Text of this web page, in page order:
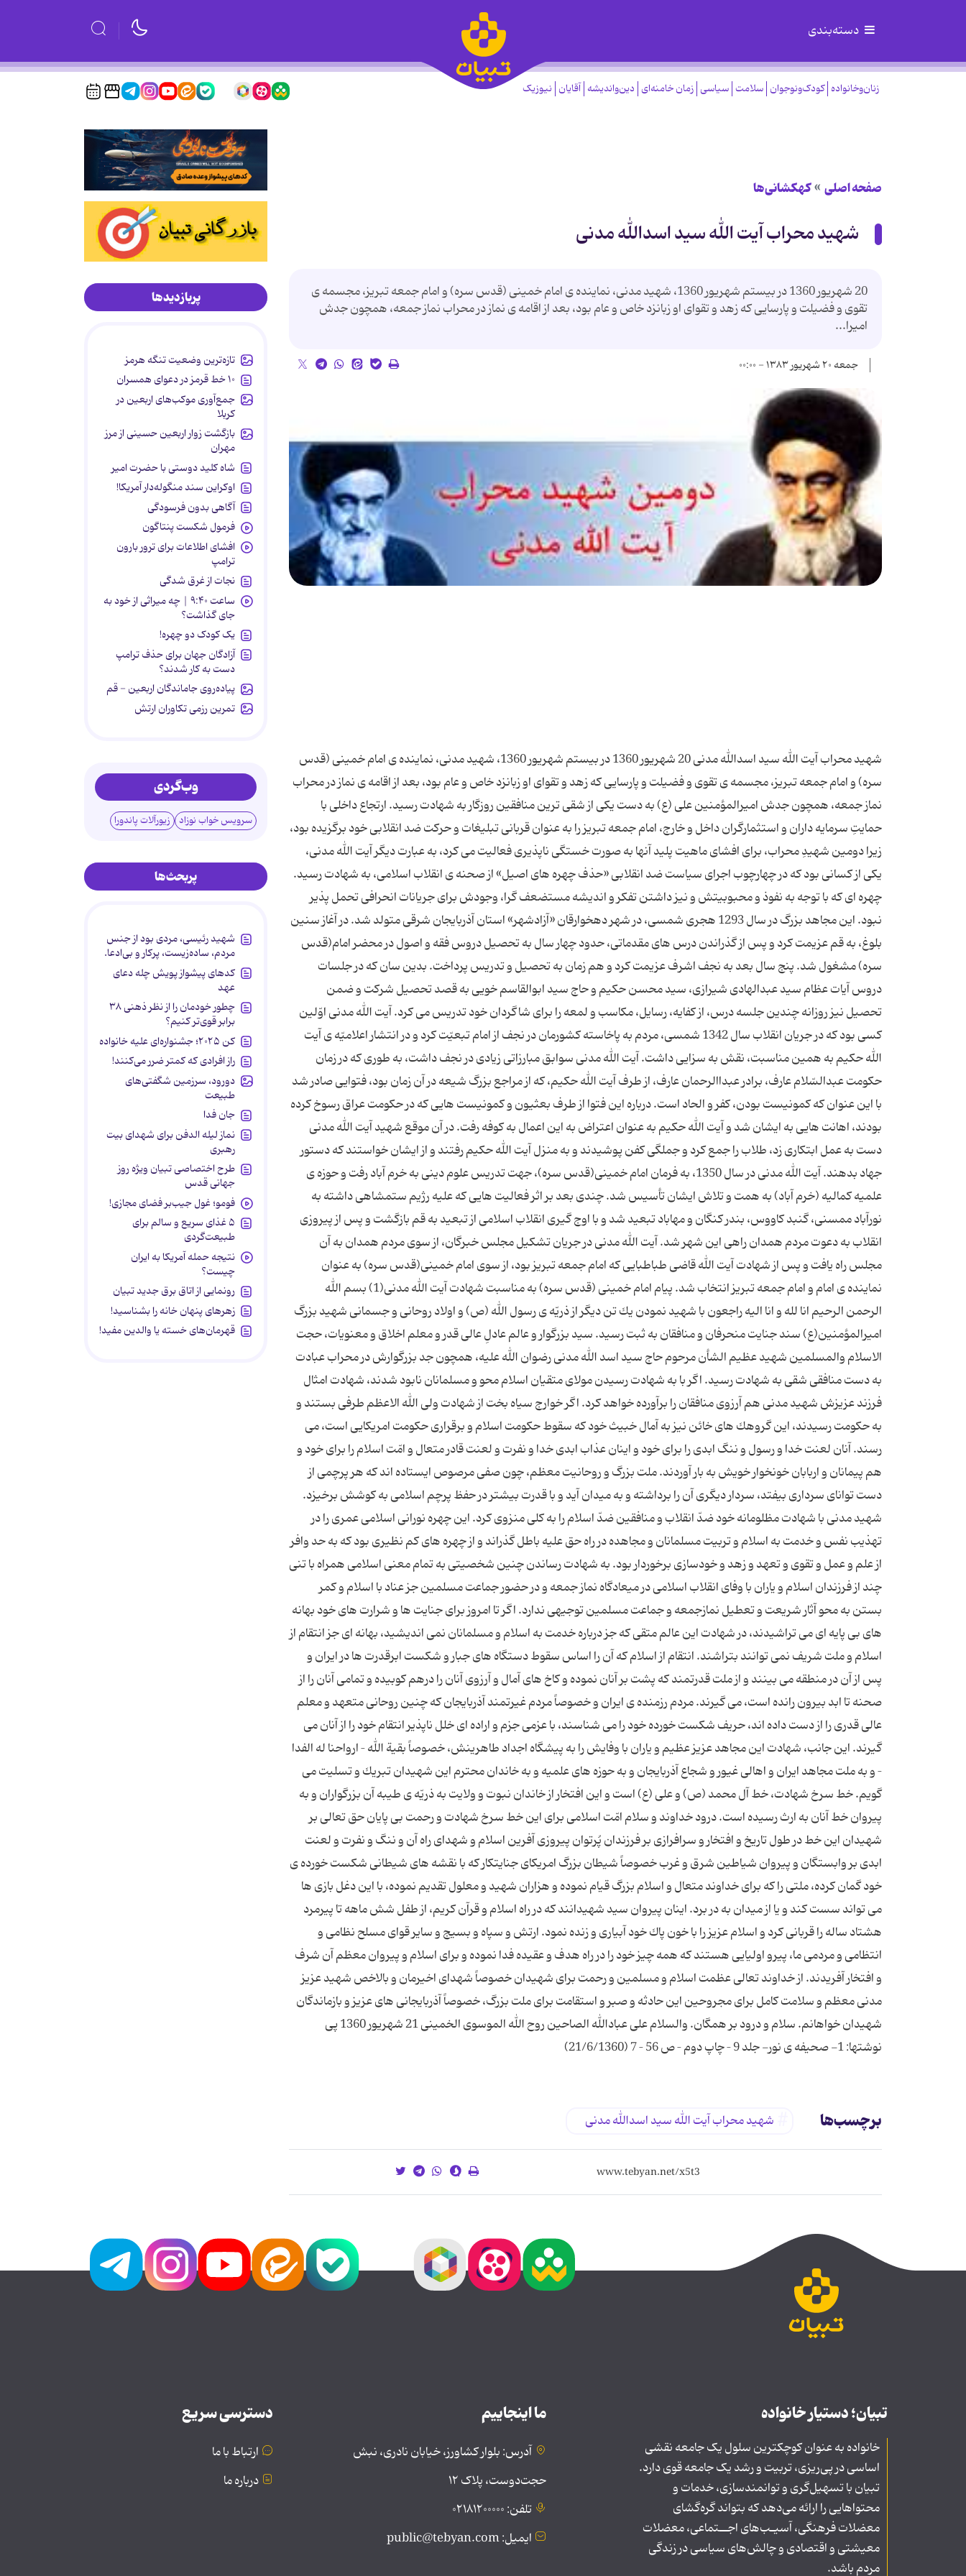
دسته‌بندی
زنان‌وخانواده کودک‌ونوجوان سلامت سیاسی زمان خامنه‌ای دین‌واندیشه آقایان نیوزیک
صفحه اصلی کهکشانی‌ها
شهید محراب آیت الله سید اسدالله مدنی
20 شهریور 1360 در بیستم شهریور 1360، شهید مدنی، نماینده ی امام خمینی (قدس سره) و امام جمعه تبریز، مجسمه ی
تقوی و فضیلت و پارسایی كه زهد و تقوای او زبانزد خاص و عام بود، بعد از اقامه ی نماز در محراب نماز جمعه، همچون جدش
امیرا...
جمعه ۲۰ شهریور ۱۳۸۳ - ۰۰:۰۰
شهید محراب آیت الله سید اسدالله مدنی 20 شهریور 1360 در بیستم شهریور 1360، شهید مدنی، نماینده ی امام خمینی (قدس
سره) و امام جمعه تبریز، مجسمه ی تقوی و فضیلت و پارسایی كه زهد و تقوای او زبانزد خاص و عام بود، بعد از اقامه ی نماز در محراب
نماز جمعه، همچون جدش امیرالمؤمنین علی (ع) به دست یكی از شقی ترین منافقین روزگار به شهادت رسید. ارتجاع داخلی با
حمایتِ سرمایه داران و استثمارگران داخل و خارج، امام جمعه تبریز را به عنوان قربانی تبلیغات و حركت ضد انقلابی خود برگزیده بود،
زیرا دومین شهیدِ محراب، برای افشای ماهیت پلید آنها به صورت خستگی ناپذیری فعالیت می كرد، به عبارت دیگر آیت الله مدنی،
یكی از كسانی بود كه در چهارچوب اجرای سیاست ضد انقلابی «حذف چهره های اصیل» از صحنه ی انقلاب اسلامی، به شهادت رسید.
چهره ای كه با توجه به نفوذ و محبوبیتش و نیز داشتن تفكر و اندیشه مستضعف گرا، وجودش برای جریانات انحرافی تحمل پذیر
نبود. این مجاهد بزرگ در سال 1293 هجری شمسی، در شهر دهخوارقان «آزادشهر» استان آذربایجان شرقی متولد شد. در آغاز سنین
بلوغ، به قم عزیمت كرد و پس از گذراندن درس های مقدماتی، حدود چهار سال به تحصیل دروس فقه و اصول در محضر امام(قدس
سره) مشغول شد. پنج سال بعد به نجف اشرف عزیمت كرد و هم زمان به تحصیل و تدریس پرداخت. بدین سان كه در جلسات
دروس آیات عظام سید عبدالهادی شیرازی، سید محسن حكیم و حاج سید ابوالقاسم خویی به قصد تحصیل شركت و ضمن
تحصیل نیز روزانه چندین جلسه درس، از كفایه، رسایل، مكاسب و لمعه را برای شاگردان خود تدریس می كرد. آیت الله مدنی اوّلین
كسی بود كه در جریان انقلاب سال 1342 شمسی، مردم به پاخاسته كشورمان در نجف از امام تبعیّت كرد و در انتشار اعلامیّه ی آیت
الله حكیم به همین مناسبت، نقش به سزایی داشت. آیت الله مدنی سوابق مبارزاتی زیادی در نجف داشت، به طوری كه در زمان
حكومت عبدالسّلام عارف، برادر عبداالرحمان عارف، از طرف آیت الله حكیم، كه از مراجع بزرگ شیعه در آن زمان بود، فتوایی صادر شد
با این عنوان كه كمونیست بودن، كفر و الحاد است. درباره این فتوا از طرف بعثیون و كمونیست هایی كه در حكومت عراق رسوخ كرده
بودند، اهانت هایی به ایشان شد و آیت الله حكیم به عنوان اعتراض به این اعمال به كوفه رفت. در آن موقع شهید آیت الله مدنی
دست به عمل ابتكاری زد، طلاب را جمع كرد و جملگی كفن پوشیدند و به منزل آیت الله حكیم رفتند و از ایشان خواستند كه دستور
جهاد بدهند. آیت الله مدنی در سال 1350، به فرمان امام خمینی(قدس سره)، جهت تدریس علوم دینی به خرم آباد رفت و حوزه ی
علمیه كمالیه (خرم آباد) به همت و تلاش ایشان تأسیس شد. چندی بعد بر اثر فعالیت هایی كه علیه رژیم ستمشاهی داشته به
نورآباد ممسنی، گنبد كاووس، بندر كنگان و مهاباد تبعید شد و با اوج گیری انقلاب اسلامی از تبعید به قم بازگشت و پس از پیروزی
انقلاب به دعوت مردم همدان راهی این شهر شد. آیت الله مدنی در جریان تشكیل مجلس خبرگان، از سوی مردم همدان به آن
مجلس راه یافت و پس از شهادت آیت الله قاضی طباطبایی كه امام جمعه تبریز بود، از سوی امام خمینی(قدس سره) به عنوان
نماینده ی امام و امام جمعه تبریز انتخاب شد. پیام امام خمینی (قدس سره) به مناسبت شهادت آیت الله مدنی(1) بسم الله
الرحمن الرحیم انا لله و انا الیه راجعون با شهید نمودن یك تن دیگر از ذریّه ی رسول الله (ص) و اولاد روحانی و جسمانی شهید بزرگ
امیرالمؤمنین(ع) سند جنایت منحرفان و منافقان به ثبت رسید. سید بزرگوار و عالم عادلِ عالی قدر و معلم اخلاق و معنویات، حجت
الاسلام والمسلمین شهید عظیم الشأن مرحوم حاج سید اسد الله مدنی رضوان الله علیه، همچون جد بزرگوارش در محراب عبادت
به دست منافقی شقی به شهادت رسید. اگر با به شهادت رسیدن مولای متقیان اسلام محو و مسلمانان نابود شدند، شهادت امثال
فرزند عزیزش شهید مدنی هم آرزوی منافقان را برآورده خواهد كرد. اگر خوارج سیاه بخت از شهادت ولی الله الاعظم طرفی بستند و
به حكومت رسیدند، این گروهك های خائن نیز به آمال خبیث خود كه سقوط حكومت اسلام و برقراری حكومت امریكایی است، می
رسند. آنان لعنت خدا و رسول و ننگ ابدی را برای خود و اینان عذاب ابدی خدا و نفرت و لعنت قادر متعال و امّت اسلام را برای خود و
هم پیمانان و اربابان خونخوار خویش به بار آوردند. ملت بزرگ و روحانیت معظم، چون صفی مرصوص ایستاده اند كه هر پرچمی از
دست توانای سرداری بیفتد، سردار دیگری آن را برداشته و به میدان آید و با قدرت بیشتر در حفظ پرچم اسلامی به كوشش برخیزد.
شهید مدنی با شهادت مظلومانه خود ضدّ انقلاب و منافقین ضدّ اسلام را به كلی منزوی كرد. این چهره نورانی اسلامی عمری را در
تهذیب نفس و خدمت به اسلام و تربیت مسلمانان و مجاهده در راه حق علیه باطل گذراند و از چهره های كم نظیری بود كه به حد وافر
از علم و عمل و تقوی و تعهد و زهد و خودسازی برخوردار بود. به شهادت رساندن چنین شخصیتی به تمام معنی اسلامی همراه با تنی
چند از فرزندان اسلام و یاران با وفای انقلاب اسلامی در میعادگاه نماز جمعه و در حضور جماعت مسلمین جز عناد با اسلام و كمر
بستن به محو آثار شریعت و تعطیل نمازجمعه و جماعت مسلمین توجیهی ندارد. اگر تا امروز برای جنایت ها و شرارت های خود بهانه
های بی پایه ای می تراشیدند، در شهادت این عالم متقی كه جز درباره خدمت به اسلام و مسلمانان نمی اندیشید، بهانه ای جز انتقام از
اسلام و ملت شریف نمی توانند بتراشند. انتقام از اسلام كه آن را اساس سقوط دستگاه های جبار و شكست ابرقدرت ها در ایران و
پس از آن در منطقه می بینند و از ملت قدرتمند كه پشت بر آنان نموده و كاخ های آمال و آرزوی آنان را درهم كوبیده و تمامی آنان را از
صحنه تا ابد بیرون رانده است، می گیرند. مردم رزمنده ی ایران و خصوصاً مردم غیرتمند آذربایجان كه چنین روحانی متعهد و معلم
عالی قدری را از دست داده اند، حریف شكست خورده خود را می شناسند، با عزمی جزم و اراده ای خلل ناپذیر انتقام خود را از آنان می
گیرند. این جانب، شهادت این مجاهد عزیز عظیم و یاران با وفایش را به پیشگاه اجداد طاهرینش، خصوصاً بقیة الله – ارواحنا له الفدا
– و به ملت مجاهد ایران و اهالی غیور و شجاع آذربایجان و به حوزه های علمیه و به خاندان محترم این شهیدان تبریك و تسلیت می
گویم. خط سرخ شهادت، خط آل محمد (ص) و علی (ع) است و این افتخار از خاندان نبوت و ولایت به ذریّه ی طیبه آن بزرگواران و به
پیروان خط آنان به ارث رسیده است. درود خداوند و سلام امّت اسلامی برای این خط سرخ شهادت و رحمت بی پایان حق تعالی بر
شهیدان این خط در طول تاریخ و افتخار و سرافرازی بر فرزندان پُرتوان پیروزی آفرین اسلام و شهدای راه آن و ننگ و نفرت و لعنت
ابدی بر وابستگان و پیروان شیاطین شرق و غرب خصوصاً شیطان بزرگ امریكای جنایتكار كه با نقشه های شیطانی شكست خورده ی
خود گمان كرده، ملتی را كه برای خداوند متعال و اسلام بزرگ قیام نموده و هزاران شهید و معلول تقدیم نموده، با این دغل بازی ها
می تواند سست كند و یا از میدان به در برد. اینان پیروان سید شهیدانند كه در راه اسلام و قرآن كریم، از طفل شش ماهه تا پیرمرد
هشتاد ساله را قربانی كرد و اسلام عزیز را با خون پاك خود آبیاری و زنده نمود. ارتش و سپاه و بسیج و سایر قوای مسلح نظامی و
انتظامی و مردمی ما، پیرو اولیایی هستند كه همه چیز خود را در راه هدف و عقیده فدا نموده و برای اسلام و پیروان معظم آن شرف
و افتخار آفریدند. از خداوند تعالی عظمت اسلام و مسلمین و رحمت برای شهیدان خصوصاً شهدای اخیرمان و بالاخص شهید عزیز
مدنی معظم و سلامت كامل برای مجروحین این حادثه و صبر و استقامت برای ملت بزرگ، خصوصاً آذربایجانی های عزیز و بازماندگان
شهیدان خواهانم. سلام و درود بر همگان. والسلام علی عبادالله الصاحین روح الله الموسوی الخمینی 21 شهریور 1360 پی
نوشتها: 1- صحیفه ی نور- جلد 9 – چاپ دوم – ص 56 – 7 (21/6/1360)
برچسب‌ها شهید محراب آیت الله سید اسدالله مدنی
پربازدیدها
تازه‌ترین وضعیت تنگه هرمز
۱۰ خط قرمز در دعوای همسران
جمع‌آوری موکب‌های اربعین در
کربلا
بازگشت زوار اربعین حسینی از مرز
مهران
شاه کلید دوستی با حضرت امیر
اوکراین سند منگوله‌دار آمریکا!
آگاهی بدون فرسودگی
فرمول شکست پنتاگون
افشای اطلاعات برای ترور بارون
ترامپ
نجات از غرق شدگی
ساعت ۹:۴۰ | چه میراثی از خود به
جای گذاشت؟
یک کودک دو چهره!
آزادگان جهان برای حذف ترامپ
دست به کار شدند؟
پیاده‌روی جاماندگان اربعین - قم
تمرین رزمی تکاوران ارتش
وب‌گردی
سرویس خواب نوزاد زیورآلات پاندورا
پربحث‌ها
شهید رئیسی، مردی بود از جنس
مردم، ساده‌زیست، پرکار و بی‌ادعا.
کدهای پیشواز پویش چله دعای
عهد
چطور خودمان را از نظر ذهنی ۳۸
برابر قوی‌تر کنیم؟
کن ۲۰۲۵؛ جشنواره‌ای علیه خانواده
راز افرادی که کمتر ضرر می‌کنند!
دورود، سرزمین شگفتی‌های
طبیعت
جان فدا
نماز لیله الدفن برای شهدای بیت
رهبری
طرح اختصاصی تبیان ویژه روز
جهانی قدس
فومو؛ غول جیب‌بر فضای مجازی!
۵ غذای سریع و سالم برای
طبیعت‌گردی
نتیجه حمله آمریکا به ایران
چیست؟
رونمایی از اتاق برق جدید تبیان
زهرهای پنهان خانه را بشناسید!
قهرمان‌های خسته یا والدین مفید!
تبیان؛ دستیار خانواده
خانواده به عنوان کوچکترین سلول یک جامعه نقشی
اساسی در پی‌ریزی، تربیت و رشد یک جامعه قوی دارد.
تبیان با تسهیل‌گری و توانمندسازی، خدمات و
محتواهایی را ارائه می‌دهد که بتواند گره‌گشای
معضلات فرهنگی، آسیـب‌های اجــتماعی، معضلات
معیشتی و اقتصادی و چالش‌های سیاسی در زندگی
مردم باشد.
ما اینجاییم
آدرس: بلوار کشاورز، خیابان نادری، نبش
حجت‌دوست، پلاک ۱۲
تلفن: ۰۲۱۸۱۲۰۰۰۰۰
ایمیل: public@tebyan.com
دسترسی سریع
ارتباط با ما
درباره ما